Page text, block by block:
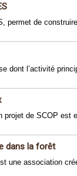
permet de
dont l’activité
projet de SCOP est
dans la forêt
une association